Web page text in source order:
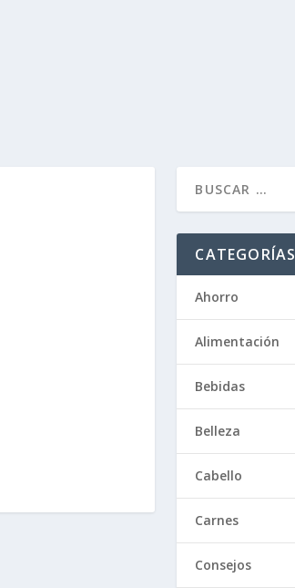
CATEGORÍAS
Ahorro
Alimentación
Bebidas
Belleza
Cabello
Carnes
Consejos